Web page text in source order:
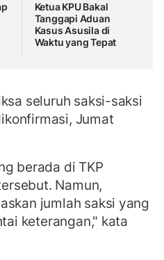
Ketua KPU Bakal
Tanggapi Aduan
Kasus Asusila di
Waktu yang Tepat
seluruh saksi-saksi
Jumat
berada di TKP
Namun,
jumlah saksi yang
keterangan," kata